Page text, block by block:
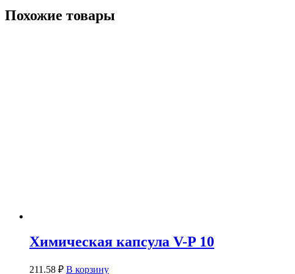
Похожие товары
Химическая капсула V-P 10
211.58 ₽ В корзину